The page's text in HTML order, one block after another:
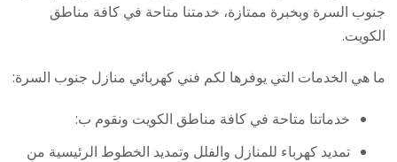
جنوب السرة وبخبرة ممتازة، خدمتنا متاحة في كافة مناطق
الكويت.
ما هي الخدمات التي يوفرها لكم فني كهربائي منازل جنوب السرة:
خدماتنا متاحة في كافة مناطق الكويت ونقوم ب:
تمديد كهرباء للمنازل والفلل وتمديد الخطوط الرئيسية من